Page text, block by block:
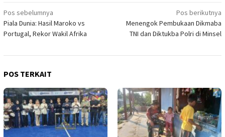
Navigasi
pos
Pos sebelumnya
Piala Dunia: Hasil Maroko vs
Portugal, Rekor Wakil Afrika
Pos berikutnya
Menengok Pembukaan Dikmaba
TNI dan Diktukba Polri di Minsel
POS TERKAIT